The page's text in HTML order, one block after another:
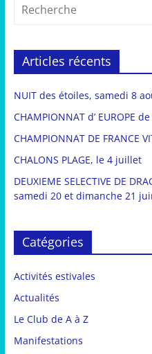
Articles récents
NUIT des étoiles, samedi 8
CHAMPIONNAT d’ EUROPE
CHAMPIONNAT DE FRANCE
CHALONS PLAGE, le 4 juillet
DEUXIEME SELECTIVE DE
samedi 20 et dimanche 21
Catégories
Activités estivales
Actualités
Le Club de A à Z
Manifestations